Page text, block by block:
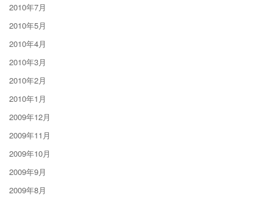
2010年7月
2010年5月
2010年4月
2010年3月
2010年2月
2010年1月
2009年12月
2009年11月
2009年10月
2009年9月
2009年8月